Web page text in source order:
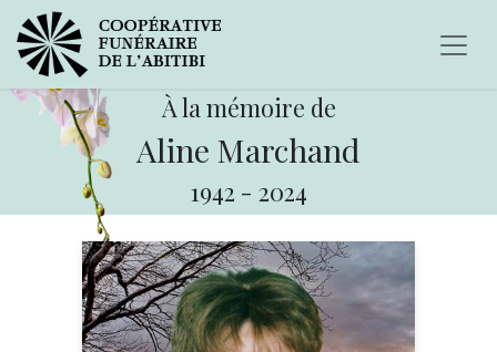
À la mémoire de
Aline Marchand
1942 - 2024